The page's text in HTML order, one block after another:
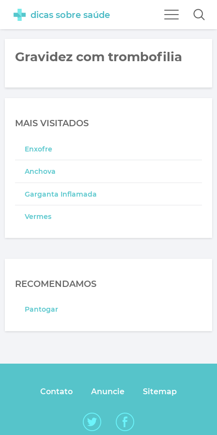
dicas sobre saúde
Gravidez com trombofilia
MAIS VISITADOS
Enxofre
Anchova
Garganta Inflamada
Vermes
RECOMENDAMOS
Pantogar
Contato Anuncie Sitemap